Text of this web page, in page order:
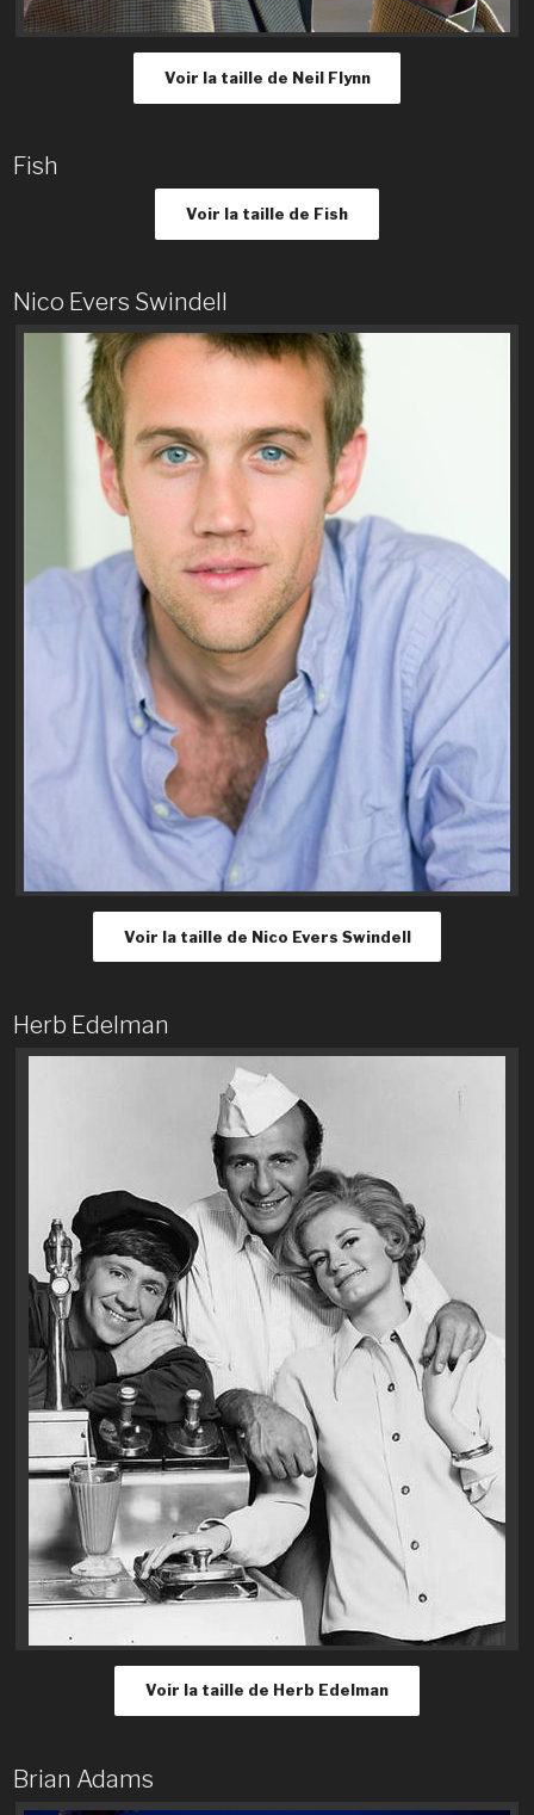
Voir la taille de Neil Flynn
Fish
Voir la taille de Fish
Nico Evers Swindell
Voir la taille de Nico Evers Swindell
Herb Edelman
Voir la taille de Herb Edelman
Brian Adams